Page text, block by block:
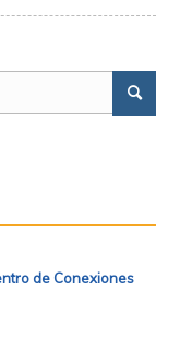
de Conexiones